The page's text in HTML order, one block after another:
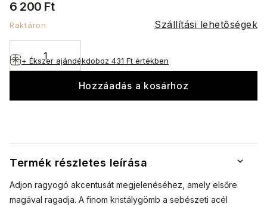
6 200 Ft
Raktáron Szállítási lehetőségek
Hozzáadás a kosárhoz
+ Ékszer ajándékdoboz 431 Ft értékben
Termék részletes leírása
Adjon ragyogó akcentusát megjelenéséhez, amely elsőre
magával ragadja. A finom kristálygömb a sebészeti acél